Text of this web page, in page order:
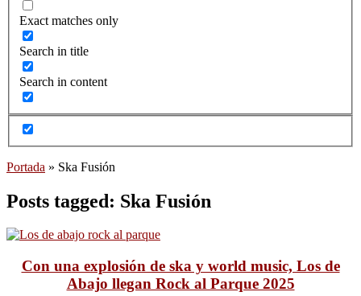
Exact matches only
Search in title
Search in content
Portada » Ska Fusión
Posts tagged: Ska Fusión
Con una explosión de ska y world music, Los de
Abajo llegan Rock al Parque 2025